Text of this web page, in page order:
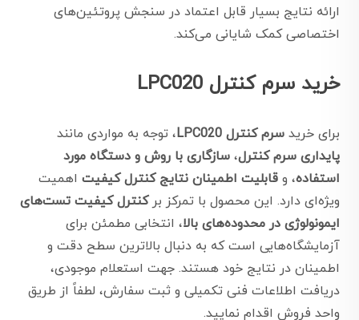
ارائه نتایج بسیار قابل اعتماد در سنجش پروتئین‌های
اختصاصی کمک شایانی می‌کند.
خرید سرم کنترل LPC020
برای خرید سرم کنترل LPC020
، توجه به مواردی مانند
پایداری سرم کنترل، سازگاری با روش و دستگاه مورد
استفاده، و قابلیت اطمینان نتایج کنترل کیفیت اهمیت
ویژه‌ای دارد. این محصول با تمرکز برکنترل کیفیت تست‌های
ایمونولوژی در محدوده‌های بالا، انتخابی مطمئن برای
آزمایشگاه‌هایی است که به دنبال بالاترین سطح دقت و
اطمینان در نتایج خود هستند. جهت استعلام موجودی،
دریافت اطلاعات فنی تکمیلی و ثبت سفارش، لطفاً از طریق
واحد فروش اقدام نمایید.